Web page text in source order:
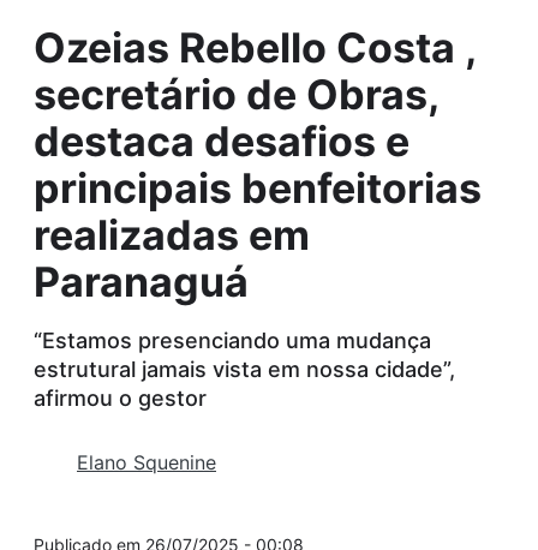
Ozeias Rebello Costa ,
secretário de Obras,
destaca desafios e
principais benfeitorias
realizadas em
Paranaguá
“Estamos presenciando uma mudança
estrutural jamais vista em nossa cidade”,
afirmou o gestor
Elano Squenine
26/07/2025 - 00:08